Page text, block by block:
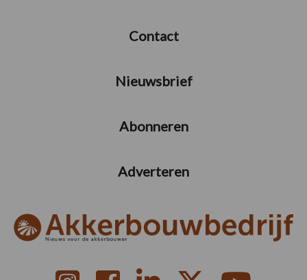
Contact
Nieuwsbrief
Abonneren
Adverteren